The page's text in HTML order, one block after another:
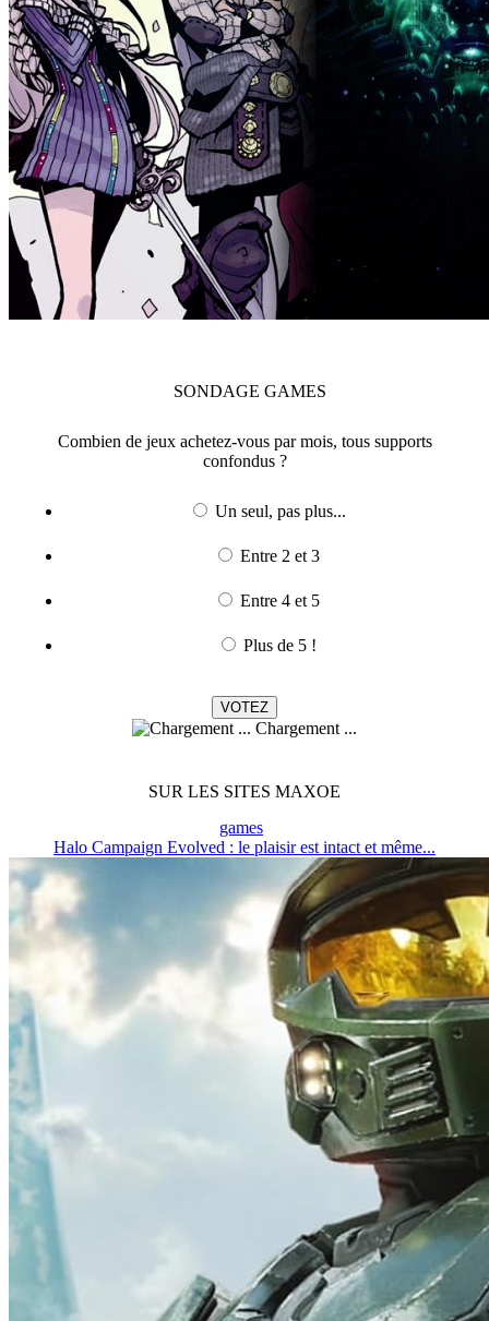
SONDAGE GAMES
Combien de jeux achetez-vous par mois, tous supports
confondus ?
Un seul, pas plus...
Entre 2 et 3
Entre 4 et 5
Plus de 5 !
Chargement ...
SUR LES SITES MAXOE
games
Halo Campaign Evolved : le plaisir est intact et même...